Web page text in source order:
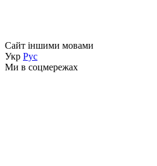
Сайт іншими мовами
Укр Рус
Ми в соцмережах